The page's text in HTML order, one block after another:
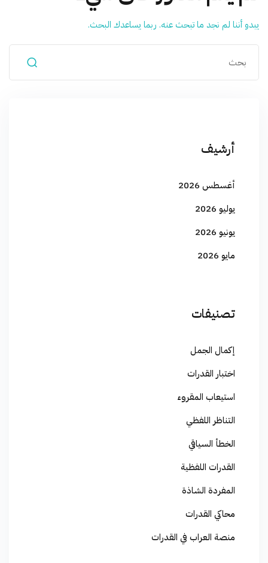
يبدو أننا لم نجد ما تبحث عنه. ربما يساعدك البحث.
أرشيف
أغسطس 2026
يوليو 2026
يونيو 2026
مايو 2026
تصنيفات
إكمال الجمل
اختبار القدرات
استيعاب المقروء
التناظر اللفظي
الخطأ السياقي
القدرات اللفظية
المفردة الشاذة
محاكي القدرات
منصة العراب في القدرات